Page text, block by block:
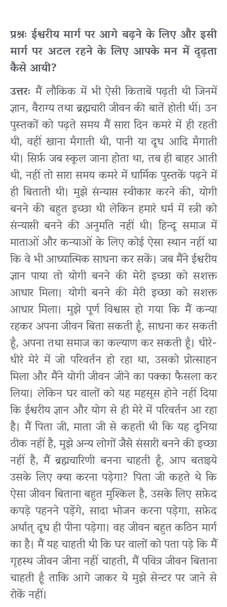
प्रश्नः ईश्वरीय मार्ग पर आगे बढ़ने के लिए और इसी
मार्ग पर अटल रहने के लिए आपके मन में दृढ़ता
कैसे आयी?
उत्तरः मैं लौकिक में भी ऐसी किताबें पढ़ती थी जिनमें
ज्ञान, वैराग्य तथा ब्रह्मचारी जीवन की बातें होती थीं। उन
पुस्तकों को पढ़ते समय मैं सारा दिन कमरे में ही रहती
थी, वहीं खाना मँगाती थी, पानी या दूध आदि मँगाती
थी। सिर्फ़ जब स्कूल जाना होता था, तब ही बाहर आती
थी, नहीं तो सारा समय कमरे में धार्मिक पुस्तकें पढ़ने में
ही बिताती थी। मुझे संन्यास स्वीकार करने की, योगी
बनने की बहुत इच्छा थी लेकिन हमारे धर्म में स्त्री को
संन्यासी बनने की अनुमति नहीं थी। हिन्दू समाज में
माताओं और कन्याओं के लिए कोई ऐसा स्थान नहीं था
कि वे भी आध्यात्मिक साधना कर सकें। जब मैंने ईश्वरीय
ज्ञान पाया तो योगी बनने की मेरी इच्छा को सशक्त
आधार मिला। योगी बनने की मेरी इच्छा को सशक्त
आधार मिला। मुझे पूर्ण विश्वास हो गया कि मैं कन्या
रहकर अपना जीवन बिता सकती हूँ, साधना कर सकती
हूँ, अपना तथा समाज का कल्याण कर सकती हूँ। धीरे-
धीरे मेरे में जो परिवर्तन हो रहा था, उसको प्रोत्साहन
मिला और मैंने योगी जीवन जीने का पक्का फैसला कर
लिया। लेकिन घर वालों को यह महसूस होने नहीं दिया
कि ईश्वरीय ज्ञान और योग से ही मेरे में परिवर्तन आ रहा
है। मैं पिता जी, माता जी से कहती थी कि यह दुनिया
ठीक नहीं है, मुझे अन्य लोगों जैसे संसारी बनने की इच्छा
नहीं है, मैं ब्रह्मचारिणी बनना चाहती हूँ, आप बताइये
उसके लिए क्या करना पड़ेगा? पिता जी कहते थे कि
ऐसा जीवन बिताना बहुत मुश्किल है, उसके लिए सफ़ेद
कपड़े पहनने पड़ेंगे, सादा भोजन करना पड़ेगा, सफ़ेद
अर्थात् दूध ही पीना पड़ेगा। वह जीवन बहुत कठिन मार्ग
का है। मैं यह चाहती थी कि घर वालों को पता पड़े कि मैं
गृहस्थ जीवन जीना नहीं चाहती, मैं पवित्र जीवन बिताना
चाहती हूँ ताकि आगे जाकर ये मुझे सेन्टर पर जाने से
रोकें नहीं।